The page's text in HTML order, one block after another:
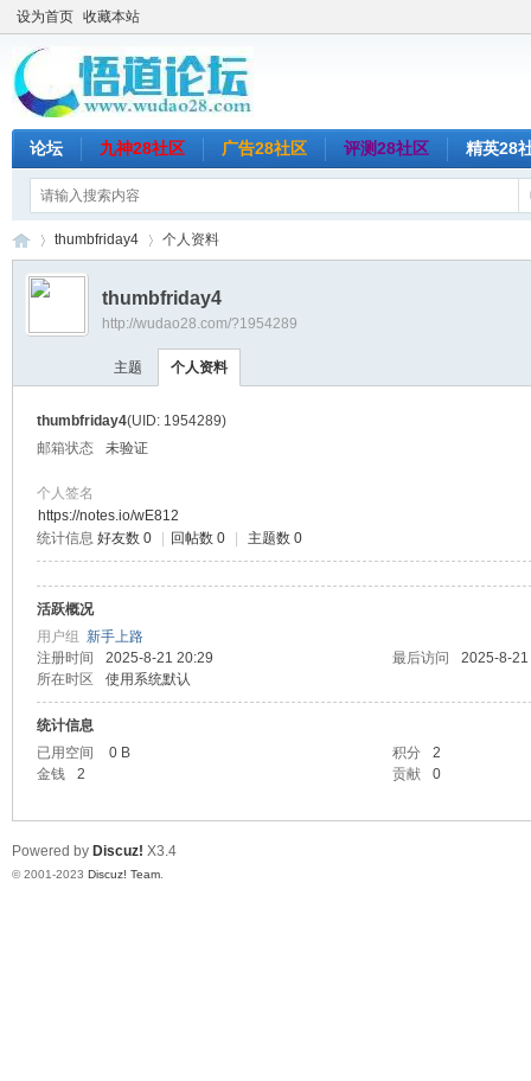
设为首页 收藏本站
论坛 九神28社区 广告28社区 评测28社区 精英28
›
thumbfriday4 个人资料
thumbfriday4
http://wudao28.com/?1954289
主题 个人资料
thumbfriday4(UID: 1954289)
邮箱状态
未验证
个人签名
https://notes.io/wE812
统计信息 好友数 0 回帖数 0 主题数 0
活跃概况
用户组 新手上路
注册时间
2025-8-21 20:29 最后访问
2025-8-
所在时区
使用系统默认
统计信息
已用空间
0 B 积分
2
金钱
2 贡献 0
Powered by Discuz! X3.4
© 2001-2023 Discuz! Team